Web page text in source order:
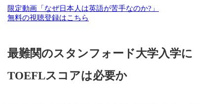
限定動画「なぜ日本人は英語が苦手なのか?」
無料の視聴登録はこちら
最難関のスタンフォード大学入学に
TOEFLスコアは必要か